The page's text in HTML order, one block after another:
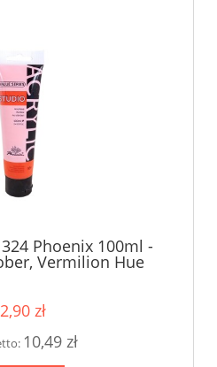
Phoenix 100ml -
Vermilion Hue
zł
10,49 zł